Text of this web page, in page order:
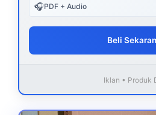
🎧PDF + Audio
Beli
Iklan • Produk